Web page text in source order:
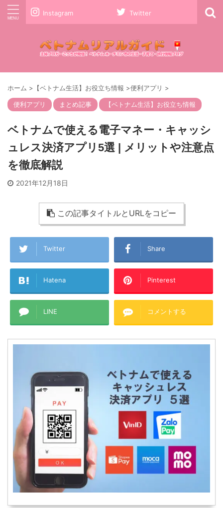
Instagram Twitter
ホーム > 【ベトナム生活】お役立ち情報 >便利アプリ >
便利アプリ まとめ記事 【ベトナム生活】お役立ち情報
ベトナムで使える電子マネー・キャッシ
ュレス決済アプリ5選 | メリットや注意点
を徹底解説
2021年12月18日
この記事タイトルとURLをコピー
Twitter Share
Hatena Pinterest
LINE コメントする